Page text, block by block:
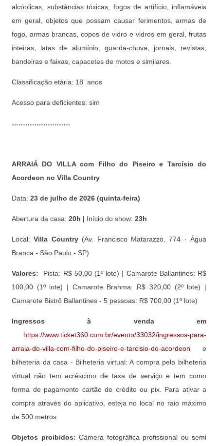
alcóolicas, substâncias tóxicas, fogos de artifício, inflamáveis
em geral, objetos que possam causar ferimentos, armas de
fogo, armas brancas, copos de vidro e vidros em geral, frutas
inteiras, latas de alumínio, guarda-chuva, jornais, revistas,
bandeiras e faixas, capacetes de motos e similares.
Classificação etária: 18 anos
Acesso para deficientes: sim
………….………….
ARRAIÁ DO VILLA com Filho do Piseiro e Tarcísio do
Acordeon no Villa Country
Data: 23 de julho de 2026 (quinta-feira)
Abertura da casa: 20h | Início do show: 23h
Local: Villa Country(Av. Francisco Matarazzo, 774 - Água
Branca - São Paulo - SP)
Valores: Pista: R$ 50,00 (1º lote) | Camarote Ballantines: R$
100,00 (1º lote) | Camarote Brahma: R$ 320,00 (2º lote) |
Camarote Bistrô Ballantines - 5 pessoas: R$ 700,00 (1º lote)
Ingressos à venda em
https://www.ticket360.com.br/evento/33032/ingressos-para-
arraia-do-villa-com-filho-do-piseiro-e-tarcisio-do-acordeon e
bilheteria da casa - Bilheteria virtual: A compra pela bilheteria
virtual não tem acréscimo de taxa de serviço e tem como
forma de pagamento cartão de crédito ou pix. Para ativar a
compra através do aplicativo, esteja no local no raio máximo
de 500 metros.
Objetos proibidos: Câmera fotográfica profissional ou semi